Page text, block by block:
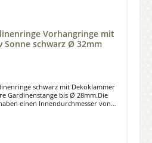
Vorhangringe mit
Sonne schwarz Ø 32mm
schwarz mit Dekoklammer
Gardinenstange bis Ø 28mm.Die
einen Innendurchmesser von